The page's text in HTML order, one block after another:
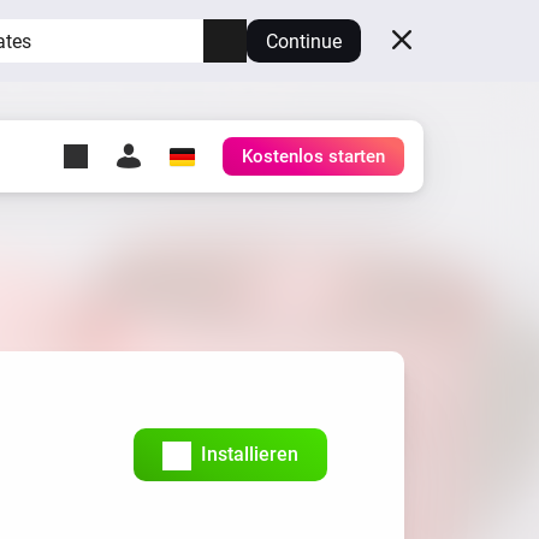
Continue
Lass Homey auf deiner
Kostenlos starten
Installieren